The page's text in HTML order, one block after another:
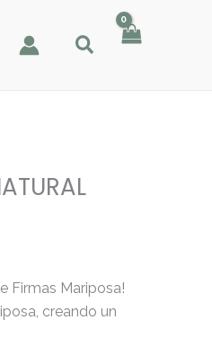
Firmas Mariposa!
creando un